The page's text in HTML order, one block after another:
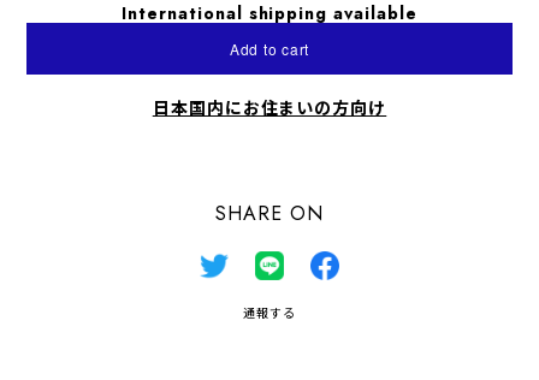
International shipping available
Add to cart
日本国内にお住まいの方向け
SHARE ON
通報する